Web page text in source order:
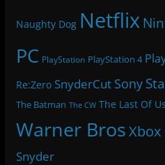
Naughty Dog Netflix
PC PlayStation PlayStation 4
Re:Zero SnyderCut Sony
The Batman The CW The Last Of Us
Warner BrosXbox
Snyder